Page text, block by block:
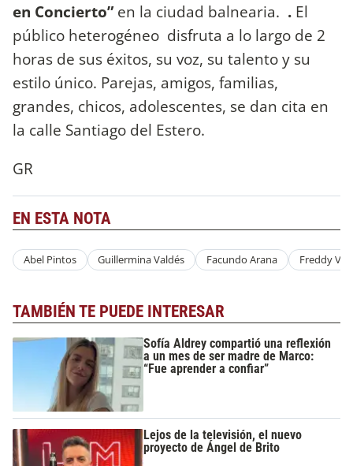
en Concierto”en la ciudad balnearia. . El
público heterogéneo disfruta a lo largo de 2
horas de sus éxitos, su voz, su talento y su
estilo único. Parejas, amigos, familias,
grandes, chicos, adolescentes, se dan cita en
la calle Santiago del Estero.
GR
EN ESTA NOTA
Abel Pintos Guillermina Valdés Facundo Arana Freddy
TAMBIÉN TE PUEDE INTERESAR
Sofía Aldrey compartió una reflexión
a un mes de ser madre de Marco:
“Fue aprender a confiar”
Lejos de la televisión, el nuevo
proyecto de Ángel de Brito